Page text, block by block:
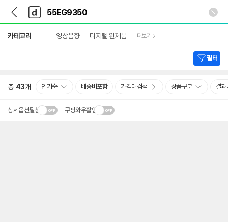
다
나
와
가
기
다
와
메
인
카테고리 영상음향 디지털 완제품 더보기
필터
총 43개 인기순 배송비포함 가격대검색 상품구분 결과
상세옵션펼침 쿠팡와우할인